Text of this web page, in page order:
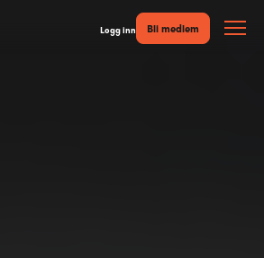
Logg inn Bli medlem